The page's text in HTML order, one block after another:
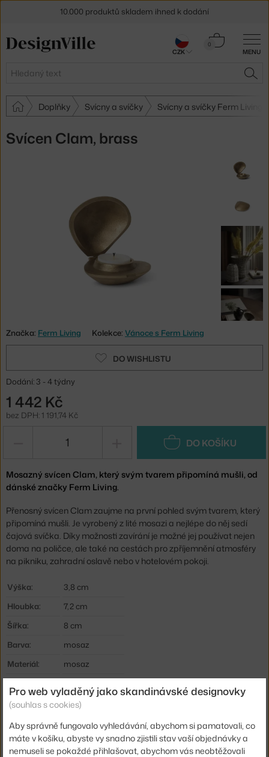
MENU
Hledat
0
Košík
Doplňky Svícny a svíčky Svícny a svíčky Ferm Living
Svícen Clam, brass
Značka: Ferm Living Kolekce: Vánoce s Ferm Living
DO WISHLISTU
Dodání: 3 - 4 týdny
1 442 Kč
bez DPH: 1 191,74 Kč
DO KOŠÍKU
Mosazný svícen Clam, který svým tvarem připomíná mušli, od
dánské značky Ferm Living.
Přenosný svícen Clam zaujme na první pohled svým tvarem, který
připomíná mušli. Je vyrobený z lité mosazi a nejlépe do něj sedí
čajová svíčka. Díky možnosti zavírání je možné jej používat nejen
doma na poličce, ale také na cestách pro zpříjemnění atmosféry
na pikniku, zahradní oslavě nebo v hotelovém pokoji.
Výška:
3,8 cm
Hloubka:
7,2 cm
Šířka:
8 cm
Barva:
mosaz
Materiál:
mosaz
EAN
5704723309970
Ste zo Slovenska? Prejdite naSvietnik Clam, brass
Shopping from the EU? Switch toClam Candle Holder, brass
10.000 produktů skladem ihned k dodání
30 dní na vrácení zbožíCZK
Pro web vyladěný jako skandinávské designovky
(souhlas s cookies)
Aby správně fungovalo vyhledávání, abychom si pamatovali, co
máte v košíku, abyste vy snadno zjistili stav vaší objednávky a
nemuseli se pokaždé přihlašovat, abychom vás neobtěžovali